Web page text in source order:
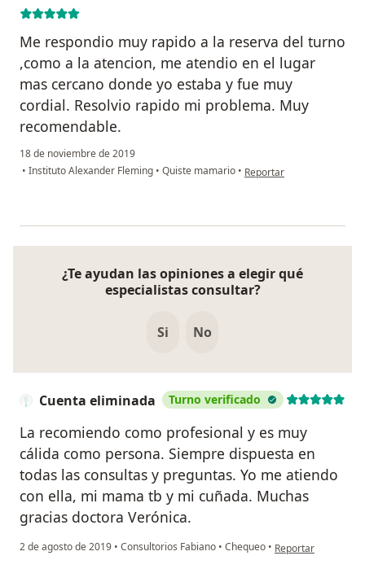
Me respondio muy rapido a la reserva del turno
,como a la atencion, me atendio en el lugar
mas cercano donde yo estaba y fue muy
cordial. Resolvio rapido mi problema. Muy
recomendable.
18 de noviembre de 2019
• Instituto Alexander Fleming • Quiste mamario • en opinión del usuario
Reportar
¿Te ayudan las opiniones a elegir qué
especialistas consultar?
Si No
Cuenta eliminada Turno verificado
La recomiendo como profesional y es muy
cálida como persona. Siempre dispuesta en
todas las consultas y preguntas. Yo me atiendo
con ella, mi mama tb y mi cuñada. Muchas
gracias doctora Verónica.
2 de agosto de 2019 • Consultorios Fabiano • Chequeo • en opinión del
Reportar